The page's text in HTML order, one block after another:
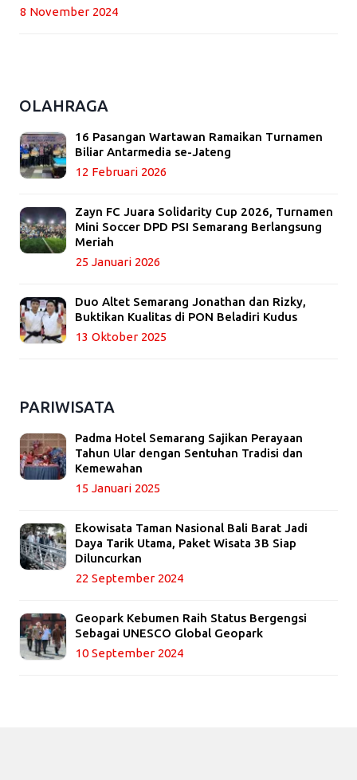
8 November 2024
OLAHRAGA
16 Pasangan Wartawan Ramaikan Turnamen
Biliar Antarmedia se-Jateng
12 Februari 2026
Zayn FC Juara Solidarity Cup 2026, Turnamen
Mini Soccer DPD PSI Semarang Berlangsung
Meriah
25 Januari 2026
Duo Altet Semarang Jonathan dan Rizky,
Buktikan Kualitas di PON Beladiri Kudus
13 Oktober 2025
PARIWISATA
Padma Hotel Semarang Sajikan Perayaan
Tahun Ular dengan Sentuhan Tradisi dan
Kemewahan
15 Januari 2025
Ekowisata Taman Nasional Bali Barat Jadi
Daya Tarik Utama, Paket Wisata 3B Siap
Diluncurkan
22 September 2024
Geopark Kebumen Raih Status Bergengsi
Sebagai UNESCO Global Geopark
10 September 2024